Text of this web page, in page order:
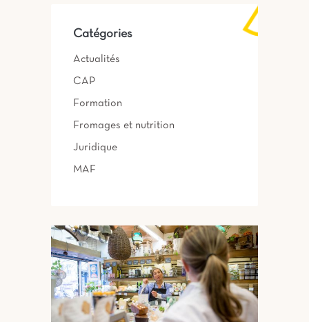
Catégories
Actualités
CAP
Formation
Fromages et nutrition
Juridique
MAF